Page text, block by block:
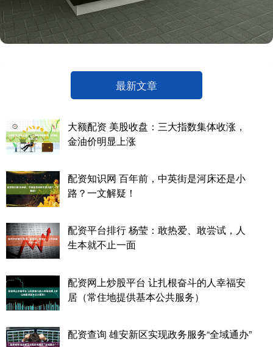
最新文章
大额配资 美股收盘：三大指数集体收涨，
金油价明显上涨
配资知识网 百年前，中英街是河床还是小
路？一文解疑！
配资平台排行 杨莹：敢热爱、敢尝试，人
生本就不止一面
配资网上炒股平台 让扎根奋斗的人幸福安
居（常住地提供基本公共服务）
配资查询 雄安新区实现政务服务“全域通办”